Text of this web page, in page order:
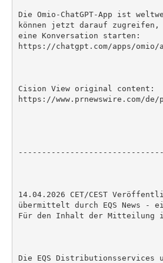
Die Omio-ChatGPT-App ist
können jetzt darauf zugreifen,
eine Konversation starten:
https://chatgpt.com/apps/omio/
Cision View original content:
https://www.prnewswire.com/
14.04.2026 CET/CEST
übermittelt durch EQS News -
Für den Inhalt der Mitteilung
Die EQS Distributionsservices